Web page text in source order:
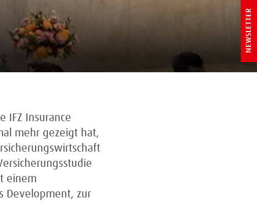
IFZ Insurance
mehr gezeigt hat,
einem
Development, zur
NEWSLETTER